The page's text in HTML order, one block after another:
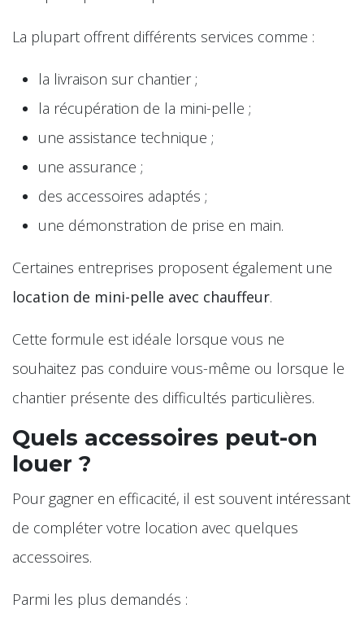
La plupart offrent différents services comme :
la livraison sur chantier ;
la récupération de la mini-pelle ;
une assistance technique ;
une assurance ;
des accessoires adaptés ;
une démonstration de prise en main.
Certaines entreprises proposent également une
location de mini-pelle avec chauffeur.
Cette formule est idéale lorsque vous ne
souhaitez pas conduire vous-même ou lorsque le
chantier présente des difficultés particulières.
Quels accessoires peut-on
louer ?
Pour gagner en efficacité, il est souvent intéressant
de compléter votre location avec quelques
accessoires.
Parmi les plus demandés :